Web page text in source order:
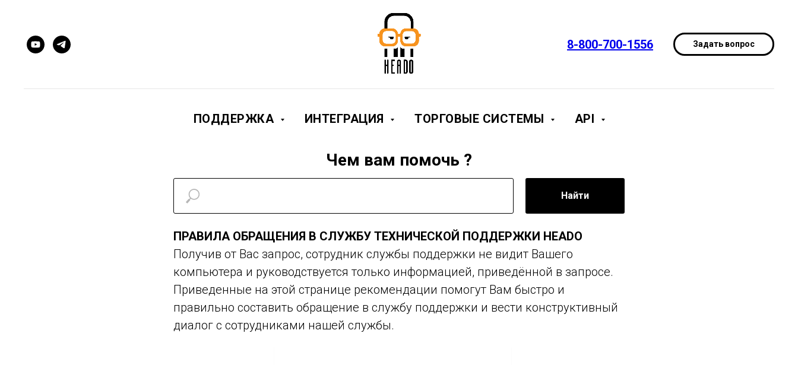
8-800-700-1556 Задать вопрос
ПОДДЕРЖКА ИНТЕГРАЦИЯ ТОРГОВЫЕ СИСТЕМЫ API
Чем вам помочь ?
Найти
ПРАВИЛА ОБРАЩЕНИЯ В СЛУЖБУ ТЕХНИЧЕСКОЙ ПОДДЕРЖКИ HEADO
Получив от Вас запрос, сотрудник службы поддержки не видит Вашего
компьютера и руководствуется только информацией, приведённой в запросе.
Приведенные на этой странице рекомендации помогут Вам быстро и
правильно составить обращение в службу поддержки и вести конструктивный
диалог с сотрудниками нашей службы.